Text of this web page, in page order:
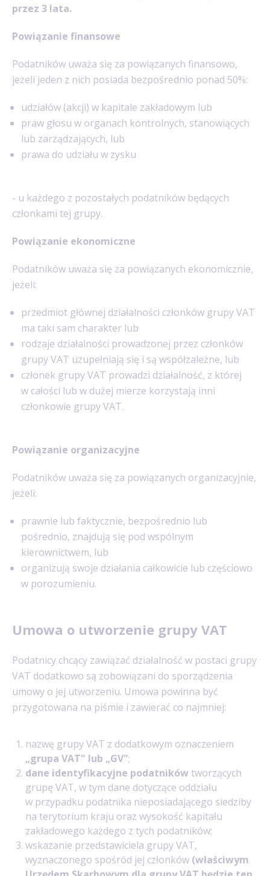
przez 3 lata.
Powiązanie finansowe
Podatników uważa się za powiązanych finansowo,
jeżeli jeden z nich posiada bezpośrednio ponad 50%:
udziałów (akcji) w kapitale zakładowym lub
praw głosu w organach kontrolnych, stanowiących
lub zarządzających, lub
prawa do udziału w zysku
- u każdego z pozostałych podatników będących
członkami tej grupy.
Powiązanie ekonomiczne
Podatników uważa się za powiązanych ekonomicznie,
jeżeli:
przedmiot głównej działalności członków grupy VAT
ma taki sam charakter lub
rodzaje działalności prowadzonej przez członków
grupy VAT uzupełniają się i są współzależne, lub
członek grupy VAT prowadzi działalność, z której
w całości lub w dużej mierze korzystają inni
członkowie grupy VAT.
Powiązanie organizacyjne
Podatników uważa się za powiązanych organizacyjnie,
jeżeli:
prawnie lub faktycznie, bezpośrednio lub
pośrednio, znajdują się pod wspólnym
kierownictwem, lub
organizują swoje działania całkowicie lub częściowo
w porozumieniu.
Umowa o utworzenie grupy VAT
Podatnicy chcący zawiązać działalność w postaci grupy
VAT dodatkowo są zobowiązani do sporządzenia
umowy o jej utworzeniu. Umowa powinna być
przygotowana na piśmie i zawierać co najmniej:
nazwę grupy VAT z dodatkowym oznaczeniem
„grupa VAT" lub „GV";
dane identyfikacyjne podatników tworzących
grupę VAT, w tym dane dotyczące oddziału
w przypadku podatnika nieposiadającego siedziby
na terytorium kraju oraz wysokość kapitału
zakładowego każdego z tych podatników;
wskazanie przedstawiciela grupy VAT,
wyznaczonego spośród jej członków (właściwym